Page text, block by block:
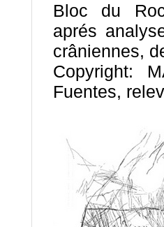
Bloc du
aprés
crâniennes,
Copyright:
Fuentes,